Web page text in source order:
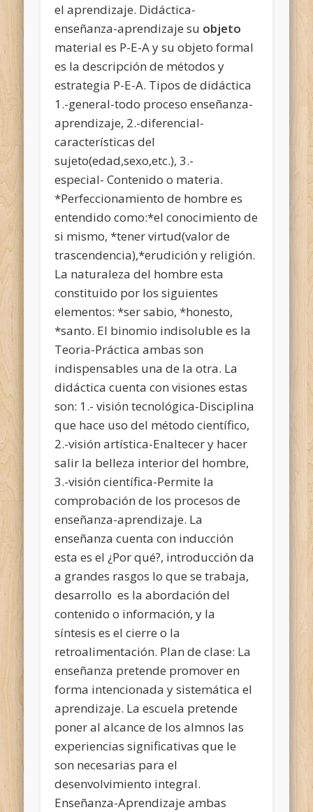
el aprendizaje. Didáctica-
enseñanza-aprendizaje su objeto
material es P-E-A y su objeto formal
es la descripción de métodos y
estrategia P-E-A. Tipos de didáctica
1.-general-todo proceso enseñanza-
aprendizaje, 2.-diferencial-
características del
sujeto(edad,sexo,etc.), 3.-
especial- Contenido o materia.
*Perfeccionamiento de hombre es
entendido como:*el conocimiento de
si mismo, *tener virtud(valor de
trascendencia),*erudición y religión.
La naturaleza del hombre esta
constituido por los siguientes
elementos: *ser sabio, *honesto,
*santo. El binomio indisoluble es la
Teoria-Práctica ambas son
indispensables una de la otra. La
didáctica cuenta con visiones estas
son: 1.- visión tecnológica-Disciplina
que hace uso del método científico,
2.-visión artística-Enaltecer y hacer
salir la belleza interior del hombre,
3.-visión científica-Permite la
comprobación de los procesos de
enseñanza-aprendizaje. La
enseñanza cuenta con inducción
esta es el ¿Por qué?, introducción da
a grandes rasgos lo que se trabaja,
desarrollo es la abordación del
contenido o información, y la
síntesis es el cierre o la
retroalimentación. Plan de clase: La
enseñanza pretende promover en
forma intencionada y sistemática el
aprendizaje. La escuela pretende
poner al alcance de los almnos las
experiencias significativas que le
son necesarias para el
desenvolvimiento integral.
Enseñanza-Aprendizaje ambas